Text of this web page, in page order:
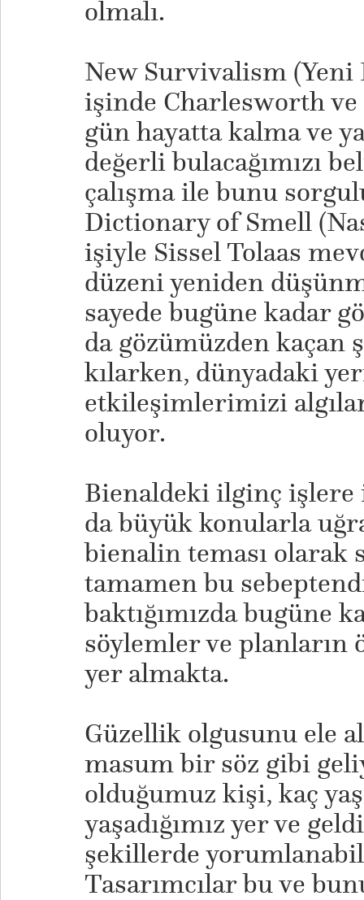
olmalı.
New Survivalism (Yeni
işinde Charlesworth
gün hayatta kalma ve
değerli bulacağımızı
çalışma ile bunu
Dictionary of Smell
işiyle Sissel Tolaas
düzeni yeniden
sayede bugüne kadar
da gözümüzden kaçan
kılarken, dünyadaki
etkileşimlerimizi
oluyor.
Bienaldeki ilginç işlere
da büyük konularla
bienalin teması olarak
tamamen bu
baktığımızda bugüne
söylemler ve
yer almakta.
Güzellik olgusunu ele
masum bir söz gibi
olduğumuz kişi, kaç
yaşadığımız yer ve
şekillerde
Tasarımcılar bu ve